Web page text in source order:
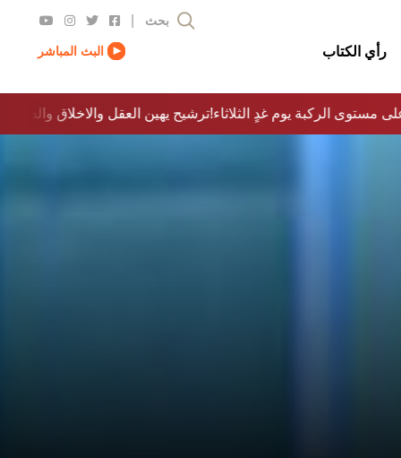
رأي الكتاب
بحث
البث المباشر
مستوى الركبة يوم غدٍ الثلاثاء